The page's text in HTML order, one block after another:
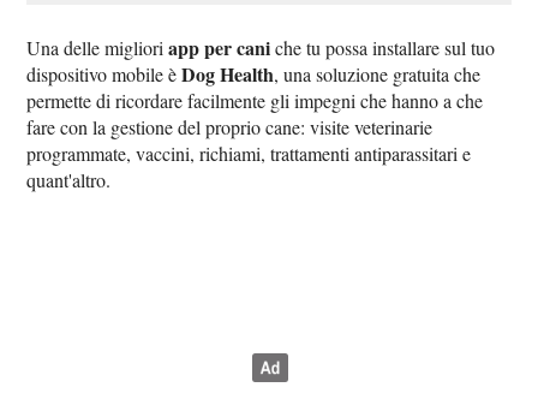
Una delle miglioriapp per caniche tu possa installare sul tuo
dispositivo mobile èDog Health, una soluzione gratuita che
permette di ricordare facilmente gli impegni che hanno a che
fare con la gestione del proprio cane: visite veterinarie
programmate, vaccini, richiami, trattamenti antiparassitari e
quant'altro.